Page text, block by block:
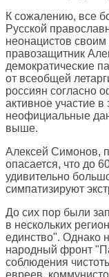
К сожалению, все
Русской
неонацистов своим
правозащитник
демократические
от всеобщей
россиян согласно
активное участие в
неофициальные
выше.
Алексей Симонов,
опасается, что до
удивительно
симпатизируют
До сих пор были
в нескольких
единство". Однако
народный фронт
соблюдения